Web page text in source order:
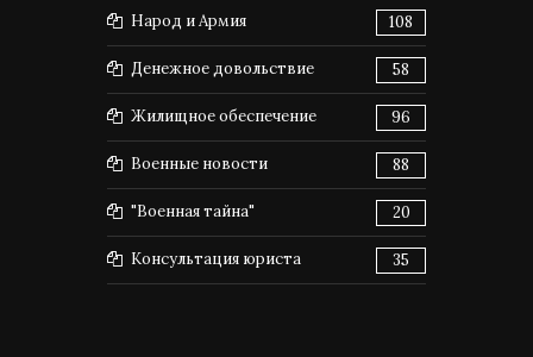
Народ и Армия 108
Денежное довольствие 58
Жилищное обеспечение 96
Военные новости 88
"Военная тайна" 20
Консультация юриста 35